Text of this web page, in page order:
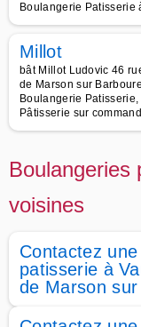
Boulangerie Patisserie
Millot
bât Millot Ludovic 46
de Marson sur
Boulangerie
Pâtisserie sur
Boulangeries
voisines
Contactez
patisserie à
de Marson